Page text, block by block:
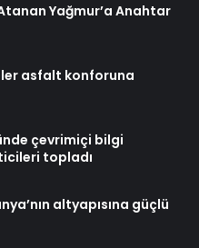
Atanan Yağmur’a Anahtar
asfalt konforuna
çevrimiçi bilgi
topladı
altyapısına güçlü